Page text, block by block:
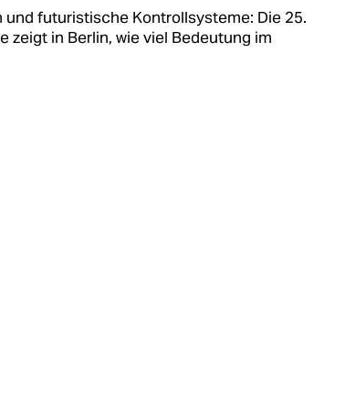
und futuristische Kontrollsysteme: Die 25.
zeigt in Berlin, wie viel Bedeutung im